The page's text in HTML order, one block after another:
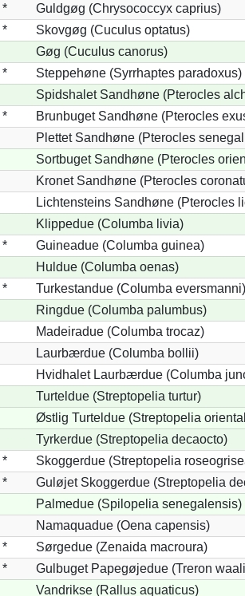
*
Guldgøg (Chrysococcyx caprius)
*
Skovgøg (Cuculus optatus)
Gøg (Cuculus canorus)
*
Steppehøne (Syrrhaptes paradoxus)
Spidshalet Sandhøne (Pterocles
*
Brunbuget Sandhøne (Pterocles
Plettet Sandhøne (Pterocles
Sortbuget Sandhøne (Pterocles
Kronet Sandhøne (Pterocles
Lichtensteins Sandhøne (Pterocles
Klippedue (Columba livia)
*
Guineadue (Columba guinea)
Huldue (Columba oenas)
*
Turkestandue (Columba eversmanni)
Ringdue (Columba palumbus)
Madeiradue (Columba trocaz)
Laurbærdue (Columba bollii)
Hvidhalet Laurbærdue (Columba
Turteldue (Streptopelia turtur)
Østlig Turteldue (Streptopelia
Tyrkerdue (Streptopelia decaocto)
*
Skoggerdue (Streptopelia
*
Guløjet Skoggerdue (Streptopelia
Palmedue (Spilopelia senegalensis)
Namaquadue (Oena capensis)
*
Sørgedue (Zenaida macroura)
*
Gulbuget Papegøjedue (Treron
Vandrikse (Rallus aquaticus)